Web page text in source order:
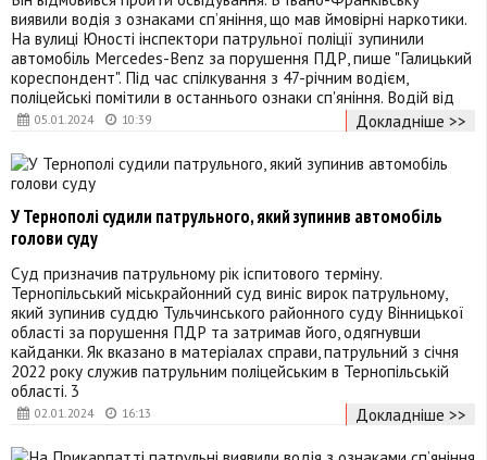
05.01.2024 10:39
виявили водія з ознаками сп’яніння, що мав ймовірні наркотики.
На вулиці Юності інспектори патрульної поліції зупинили
автомобіль Mercedes-Benz за порушення ПДР, пише "Галицький
кореспондент". Під час спілкування з 47-річним водієм,
поліцейські помітили в останнього ознаки сп'яніння. Водій від
Докладніше >>
02.01.2024 16:13
У Тернополі судили патрульного, який зупинив автомобіль
голови суду
Суд призначив патрульному рік іспитового терміну.
Тернопільський міськрайонний суд виніс вирок патрульному,
який зупинив суддю Тульчинського районного суду Вінницької
області за порушення ПДР та затримав його, одягнувши
кайданки. Як вказано в матеріалах справи, патрульний з січня
2022 року служив патрульним поліцейським в Тернопільській
області. 3
Докладніше >>